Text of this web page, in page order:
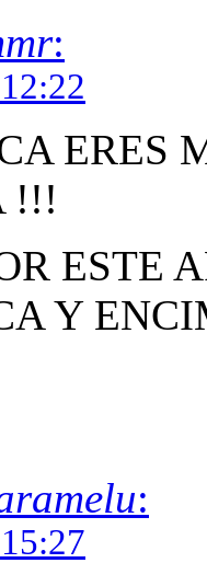
:
ERES
!!!
ESTE
Y
: